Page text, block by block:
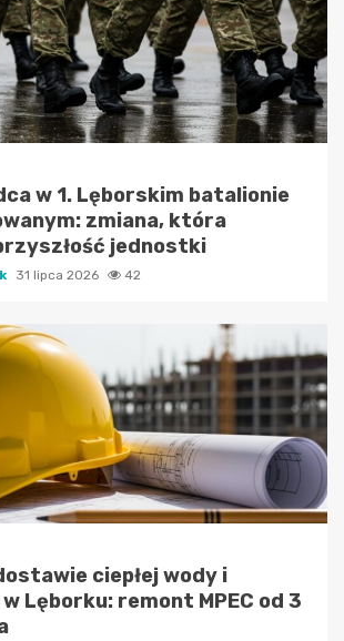
w 1. Lęborskim batalionie
zmiana, która
jednostki
31 lipca 2026 42
ciepłej wody i
Lęborku: remont MPEC od 3